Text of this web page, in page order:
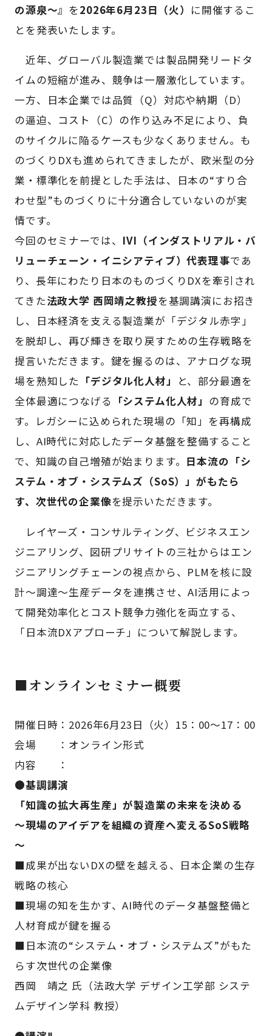
の源泉～』 を2026年6月23日（火） に開催するこ
とを発表いたします。
近年、グローバル製造業では製品開発リードタ
イムの短縮が進み、競争は一層激化しています。
一方、日本企業では品質（Q）対応や納期（D）
の逼迫、コスト（C）の作り込み不足により、負
のサイクルに陥るケースも少なくありません。も
のづくりDXも進められてきましたが、欧米型の分
業・標準化を前提とした手法は、日本の“すり合
わせ型”ものづくりに十分適合していないのが実
情です。
今回のセミナーでは、 IVI（インダストリアル・バ
リューチェーン・イニシアティブ）代表理事であ
り、長年にわたり日本のものづくりDXを牽引され
てきた法政大学 西岡靖之教授を基調講演にお招き
し、日本経済を支える製造業が「デジタル赤字」
を脱却し、再び輝きを取り戻すための生存戦略を
提言いただきます。鍵を握るのは、アナログな現
場を熟知した 「デジタル化人材」
と、部分最適を
全体最適につなげる 「システム化人材」 の育成で
す。レガシーに込められた現場の「知」を再構成
し、AI時代に対応したデータ基盤を整備すること
で、知識の自己増殖が始まります。 日本流の「シ
ステム・オブ・システムズ（SoS）」がもたら
す、次世代の企業像を提示いただきます。
レイヤーズ・コンサルティング、ビジネスエン
ジニアリング、図研プリサイトの三社からはエン
ジニアリングチェーンの視点から、PLMを核に設
計～調達～生産データを連携させ、AI活用によっ
て開発効率化とコスト競争力強化を両立する、
「日本流DXアプローチ」について解説します。
■オンラインセミナー概要
開催日時：2026年6月23日（火）15：00～17：00
会場 ：オンライン形式
内容 ：
●基調講演
「知識の拡大再生産」が製造業の未来を決める
～現場のアイデアを組織の資産へ変えるSoS戦略
～
■成果が出ないDXの壁を越える、日本企業の生存
戦略の核心
■現場の知を生かす、AI時代のデータ基盤整備と
人材育成が鍵を握る
■日本流の“システム・オブ・システムズ”がもた
らす次世代の企業像
西岡 靖之 氏（法政大学 デザイン工学部 システ
ムデザイン学科 教授）